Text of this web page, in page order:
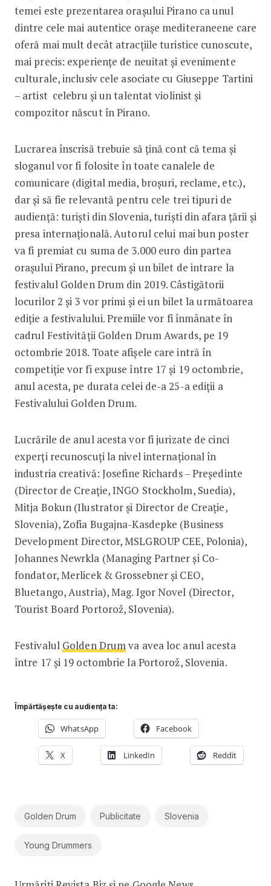
temei este prezentarea orașului Pirano ca unul
dintre cele mai autentice orașe mediteraneene care
oferă mai mult decât atracțiile turistice cunoscute,
mai precis: experiențe de neuitat și evenimente
culturale, inclusiv cele asociate cu Giuseppe Tartini
– artist celebru și un talentat violinist și
compozitor născut în Pirano.
Lucrarea înscrisă trebuie să țină cont că tema și
sloganul vor fi folosite în toate canalele de
comunicare (digital media, broșuri, reclame, etc.),
dar și să fie relevantă pentru cele trei tipuri de
audiență: turiști din Slovenia, turiști din afara țării și
presa internațională. Autorul celui mai bun poster
va fi premiat cu suma de 3.000 euro din partea
orașului Pirano, precum și un bilet de intrare la
festivalul Golden Drum din 2019. Câstigătorii
locurilor 2 și 3 vor primi și ei un bilet la următoarea
ediție a festivalului. Premiile vor fi înmânate în
cadrul Festivității Golden Drum Awards, pe 19
octombrie 2018. Toate afișele care intră în
competiție vor fi expuse între 17 și 19 octombrie,
anul acesta, pe durata celei de-a 25-a ediții a
Festivalului Golden Drum.
Lucrările de anul acesta vor fi jurizate de cinci
experți recunoscuți la nivel internațional în
industria creativă: Josefine Richards – Președinte
(Director de Creație, INGO Stockholm, Suedia),
Mitja Bokun (Ilustrator și Director de Creație,
Slovenia), Zofia Bugajna-Kasdepke (Business
Development Director, MSLGROUP CEE, Polonia),
Johannes Newrkla (Managing Partner și Co-
fondator, Merlicek & Grossebner și CEO,
Bluetango, Austria), Mag. Igor Novel (Director,
Tourist Board Portorož, Slovenia).
Festivalul Golden Drum va avea loc anul acesta
între 17 și 19 octombrie la Portorož, Slovenia.
Împărtășește cu audiența ta:
WhatsApp Facebook
X LinkedIn Reddit
Golden Drum Publicitate Slovenia
Young Drummers